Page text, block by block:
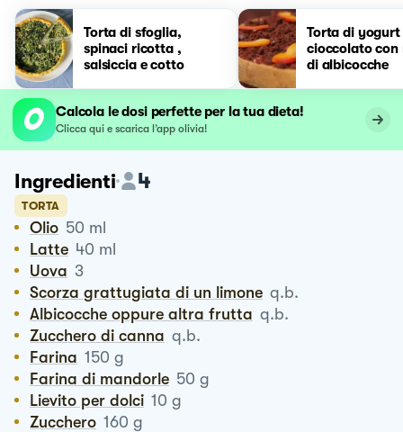
Torta di sfoglia,
spinaci ricotta ,
salsiccia e cotto
Torta di yogurt
cioccolato con
di albicocche
Calcola le dosi perfette per la tua dieta!
Clicca qui e scarica l’app olivia!
Ingredienti 4
TORTA
Olio 50 ml
Latte 40 ml
Uova 3
Scorza grattugiata di un limone q.b.
Albicocche oppure altra frutta q.b.
Zucchero di canna q.b.
Farina 150 g
Farina di mandorle 50 g
Lievito per dolci 10 g
Zucchero 160 g